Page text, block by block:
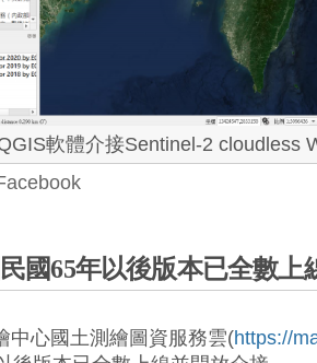
軟體介接Sentinel-2 cloudless
國65年以後版本已全數上
中心國土測繪圖資服務雲(https://